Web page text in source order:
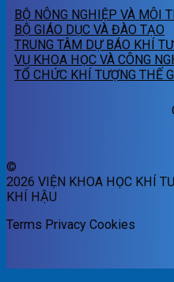
BỘ NÔNG NGHIỆP VÀ MÔI
BỘ GIÁO DỤC VÀ ĐÀO TẠO
TRUNG TÂM DỰ BÁO KHÍ
VỤ KHOA HỌC VÀ CÔNG
TỔ CHỨC KHÍ TƯỢNG THẾ
©
2026 VIỆN KHOA HỌC KHÍ
KHÍ HẬU
Terms Privacy Cookies